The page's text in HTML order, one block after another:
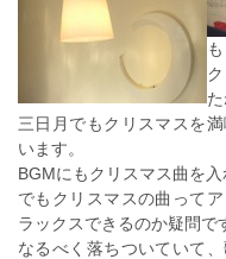
た
三日月でもクリスマスを
います。
BGMにもクリスマス曲を入
でもクリスマスの曲って
ラックスできるのか疑問で
なるべく落ちついていて